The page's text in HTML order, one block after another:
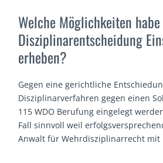
Welche Möglichkeiten
Disziplinarentscheidung
erheben?
Gegen eine gerichtliche
Disziplinarverfahren gegen einen
115 WDO Berufung eingelegt
Fall sinnvoll weil
Anwalt für Wehrdisziplinarrecht mit